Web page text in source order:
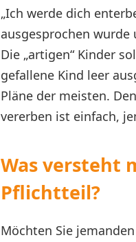
„Ich werde dich
ausgesprochen wurde
Die „artigen“ Kinder
gefallene Kind leer
Pläne der meisten.
vererben ist einfach,
Was versteht
Pflichtteil?
Möchten Sie